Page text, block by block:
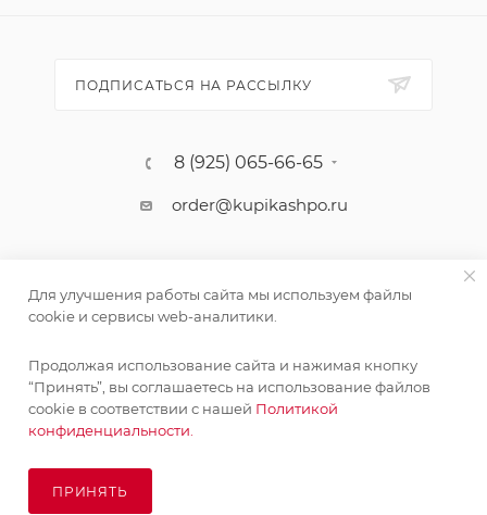
ПОДПИСАТЬСЯ НА РАССЫЛКУ
8 (925) 065-66-65
order@kupikashpo.ru
©КупиКашпо 2017-2026
Для улучшения работы сайта мы используем файлы
cookie и сервисы web-аналитики.
Продолжая использование сайта и нажимая кнопку
“Принять”, вы соглашаетесь на использование файлов
cookie в соответствии с нашей Политикой
конфиденциальности.
ПРИНЯТЬ